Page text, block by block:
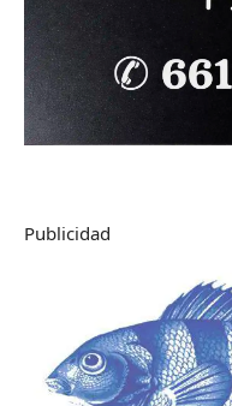
Publicidad